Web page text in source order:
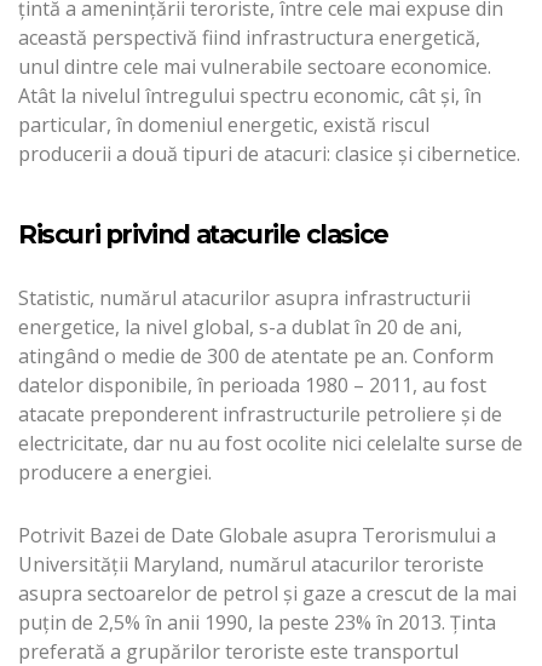
ţintă a ameninţării teroriste, între cele mai expuse din
această perspectivă fiind infrastructura energetică,
unul dintre cele mai vulnerabile sectoare economice.
Atât la nivelul întregului spectru economic, cât şi, în
particular, în domeniul energetic, există riscul
producerii a două tipuri de atacuri: clasice şi cibernetice.
Riscuri privind atacurile clasice
Statistic, numărul atacurilor asupra infrastructurii
energetice, la nivel global, s-a dublat în 20 de ani,
atingând o medie de 300 de atentate pe an. Conform
datelor disponibile, în perioada 1980 – 2011, au fost
atacate preponderent infrastructurile petroliere şi de
electricitate, dar nu au fost ocolite nici celelalte surse de
producere a energiei.
Potrivit Bazei de Date Globale asupra Terorismului a
Universităţii Maryland, numărul atacurilor teroriste
asupra sectoarelor de petrol şi gaze a crescut de la mai
puţin de 2,5% în anii 1990, la peste 23% în 2013. Ţinta
preferată a grupărilor teroriste este transportul